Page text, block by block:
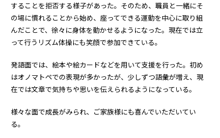
することを拒否する様子があった。そのため、職員と一緒にそ
の場に慣れることから始め、座ってできる運動を中心に取り組
んだことで、徐々に身体を動かせるようになった。現在では立
って行うリズム体操にも笑顔で参加できている。
発語面では、絵本や絵カードなどを用いて支援を行った。初め
はオノマトペでの表現が多かったが、少しずつ語彙が増え、現
在では文章で気持ちや思いを伝えられるようになっている。
様々な面で成長がみられ、ご家族様にも喜んでいただいてい
る。